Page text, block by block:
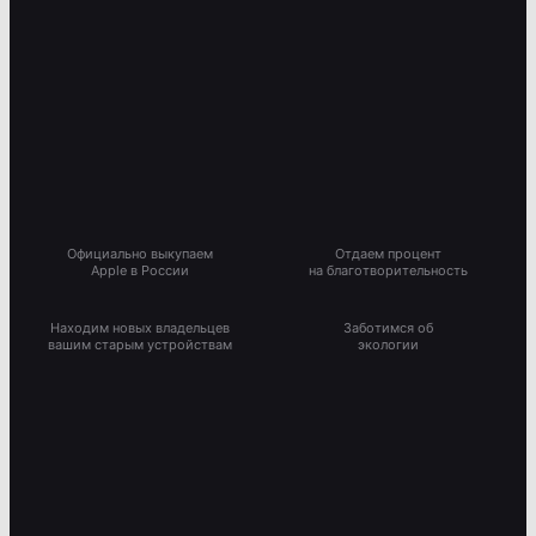
Официально выкупаем
Apple в России
Отдаем процент
на благотворительность
Находим новых владельцев
вашим старым устройствам
Заботимся об
экологии